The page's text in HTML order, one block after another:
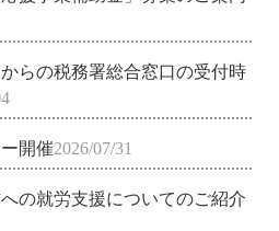
らの税務署総合窓口の受付時
開催2026/07/31
の就労支援についてのご紹介